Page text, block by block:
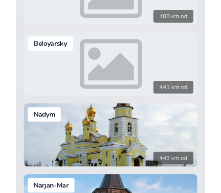
400 km od
Beloyarsky
441 km od
Nadym
443 km od
Narjan-Mar